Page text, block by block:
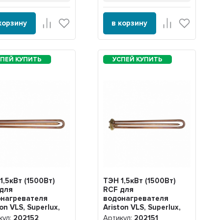
в корзину
(1500Вт)
VLS, Superlux,
под анод М5,
202152
ТЭН 1,5кВт (1500Вт)
RCF для
водонагревателя
Ariston VLS, Superlux,
Simat, под анод М5,
Артикул: 202151